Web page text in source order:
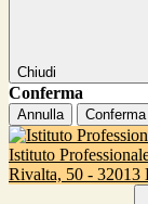
Chiudi
Conferma
Annulla Conferma
Istituto
Rivalta, 50 - 32013